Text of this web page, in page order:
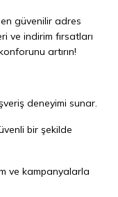
güvenilir adres
ve indirim fırsatları
artırın!
deneyimi sunar.
bir şekilde
ve kampanyalarla